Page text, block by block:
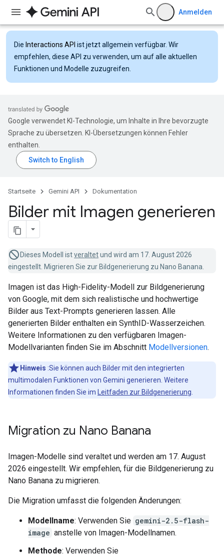
Anmelden
Die Interactions API ist jetzt allgemein verfügbar. Wir
empfehlen, diese API zu verwenden, um auf alle aktuellen
Funktionen und Modelle zuzugreifen.
Google verwendet KI-Technologie, um Inhalte in Ihre bevorzugte
Sprache zu übersetzen. KI-Übersetzungen können Fehler
enthalten.
Startseite Gemini API Dokumentation
Bilder mit Imagen generieren
Dieses Modell istveraltetund wird am 17. August 2026
eingestellt. Migrieren Sie zur Bildgenerierung zu Nano Banana.
Imagen ist das High-Fidelity-Modell zur Bildgenerierung
von Google, mit dem sich realistische und hochwertige
Bilder aus Text-Prompts generieren lassen. Alle
generierten Bilder enthalten ein SynthID-Wasserzeichen.
Weitere Informationen zu den verfügbaren Imagen-
Modellvarianten finden Sie im Abschnitt Modellversionen.
Hinweis :Sie können auch Bilder mit den integrierten
multimodalen Funktionen von Gemini generieren. Weitere
Informationen finden Sie im
Leitfaden zur Bildgenerierung
Migration zu Nano Banana
Imagen-Modelle sind veraltet und werden am 17. August
2026 eingestellt. Wir empfehlen, für die Bildgenerierung zu
Nano Banana zu migrieren.
Die Migration umfasst die folgenden Änderungen:
Modellname: Verwenden Sie gemini-2.5-flash-
image anstelle von Imagen-Modellnamen.
Methode: Verwenden Sie